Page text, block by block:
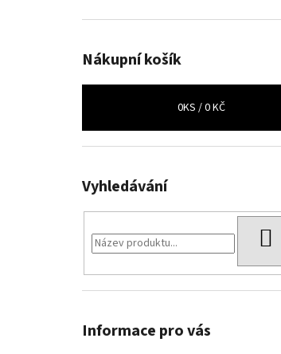
Nákupní košík
0KS /0 KČ
Vyhledávání
Informace pro vás